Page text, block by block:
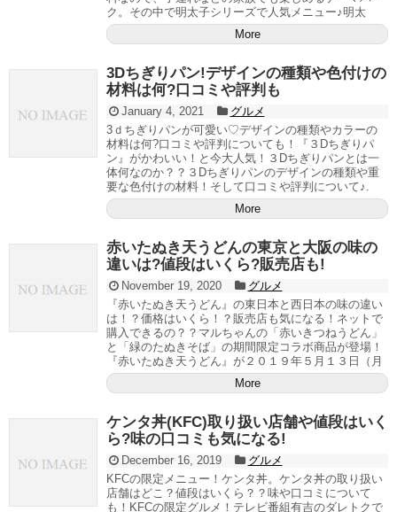
ク。その中で明太子シリーズで人気メニュー♪明太
More
3Dちぎりパン!デザインの種類や色付けの
材料は何?口コミや評判も
January 4, 2021
グルメ
3ｄちぎりパンが可愛い♡デザインの種類やカラーの
材料は何?口コミや評判についても！『３Dちぎりパ
ン』がかわいい！と今大人気！３Dちぎりパンとは一
体何なのか？？３Dちぎりパンのデザインの種類や重
要な色付けの材料！そして口コミや評判について♪.
More
赤いたぬき天うどんの東京と大阪の味の
違いは?値段はいくら?販売店も!
November 19, 2020
グルメ
『赤いたぬき天うどん』の東日本と西日本の味の違い
は！？価格はいくら！？販売店も気になる！ネットで
購入できるの？？マルちゃんの「赤いきつねうどん」
と「緑のたぬきそば」の期間限定コラボ商品が登場！
『赤いたぬき天うどん』が２０１９年５月１３日（月
More
ケンタ丼(KFC)取り扱い店舗や値段はいく
ら?味の口コミも気になる!
December 16, 2019
グルメ
KFCの限定メニュー！ケンタ丼。ケンタ丼の取り扱い
店舗はどこ？値段はいくら？？味や口コミについて
も！KFCの限定グルメ！テレビ番組有吉のダレトクで